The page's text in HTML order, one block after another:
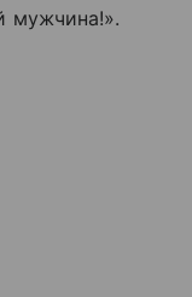
мужчина!».